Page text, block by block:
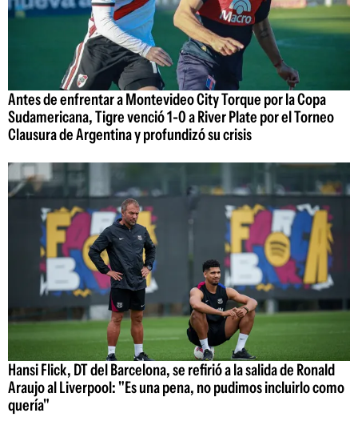
Antes de enfrentar a Montevideo City Torque por la Copa
Sudamericana, Tigre venció 1-0 a River Plate por el Torneo
Clausura de Argentina y profundizó su crisis
Hansi Flick, DT del Barcelona, se refirió a la salida de Ronald
Araujo al Liverpool: "Es una pena, no pudimos incluirlo como
quería"